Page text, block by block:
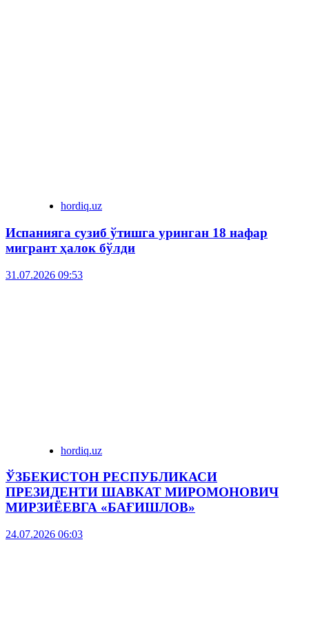
hordiq.uz
Испанияга сузиб ўтишга уринган 18 нафар
мигрант ҳалок бўлди
31.07.2026 09:53
hordiq.uz
ЎЗБЕКИСТОН РЕСПУБЛИКАСИ
ПРЕЗИДЕНТИ ШАВКАТ МИРОМОНОВИЧ
МИРЗИЁЕВГА «БАҒИШЛОВ»
24.07.2026 06:03